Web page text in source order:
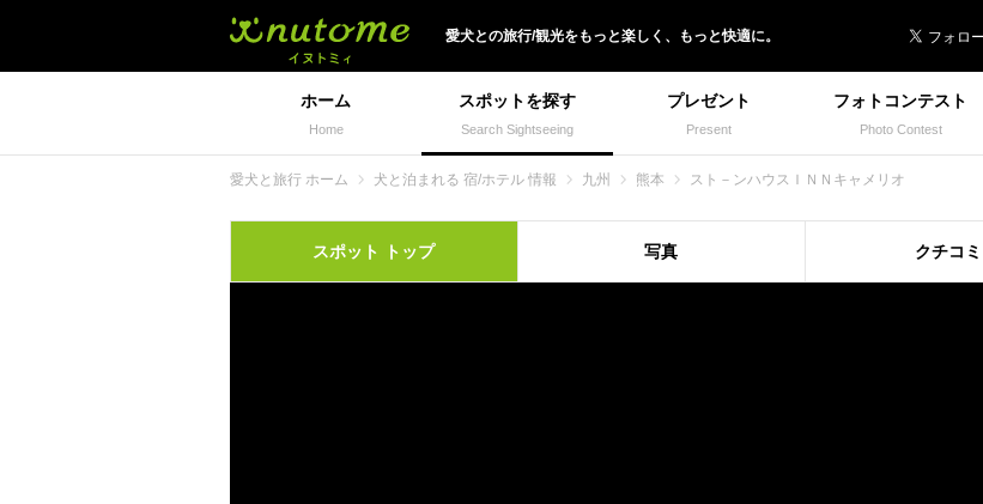
愛犬との旅行/観光をもっと楽しく、 もっと快適に。
ホーム
Home
スポットを探す
Search Sightseeing
プレゼント
Present
フォトコンテスト
Photo Contest
愛犬と旅行 ホーム 犬と泊まれる 宿/ホテル 情報 九州 熊本 スト－ンハウスＩＮＮキャメリオ
スポット トップ 写真 クチコミ